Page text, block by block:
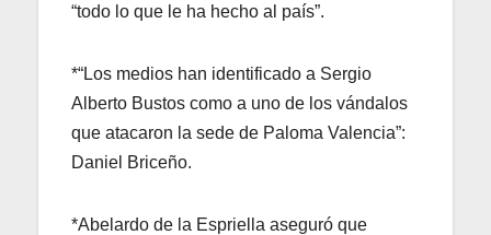
“todo lo que le ha hecho al país”.
*“Los medios han identificado a Sergio
Alberto Bustos como a uno de los vándalos
que atacaron la sede de Paloma Valencia”:
Daniel Briceño.
*Abelardo de la Espriella aseguró que